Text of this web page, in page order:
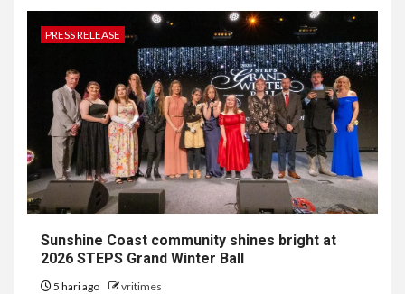
PRESS RELEASE
Sunshine Coast community shines bright at
2026 STEPS Grand Winter Ball
5 hari ago vritimes